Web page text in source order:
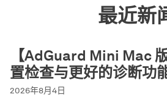
最近新
【AdGuard Mini Mac
置检查与更好的诊断功
2026年8月4日